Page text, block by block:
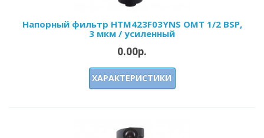
Напорный фильтр HTM423F03YNS OMT 1/2 BSP,
3 мкм / усиленный
0.00р.
ХАРАКТЕРИСТИКИ